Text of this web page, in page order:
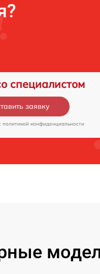
специалистом
заявку
политикой конфиденциальности